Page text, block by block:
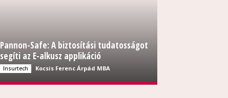
Pannon-Safe: A biztosítási tudatosságot
segíti az E-alkusz applikáció
Insurtech Kocsis Ferenc Árpád MBA